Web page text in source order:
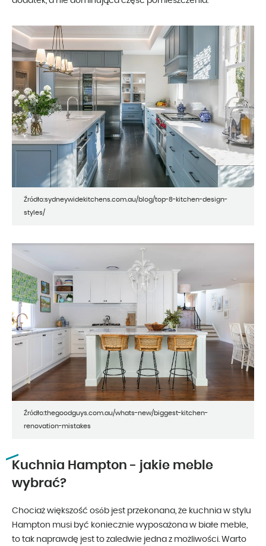
Źródło:sydneywidekitchens.com.au/blog/top-8-kitchen-design-
styles/
Źródło:thegoodguys.com.au/whats-new/biggest-kitchen-
renovation-mistakes
Kuchnia Hampton - jakie meble
wybrać?
Chociaż większość osób jest przekonana, że kuchnia w stylu
Hampton musi być koniecznie wyposażona w białe meble,
to tak naprawdę jest to zaledwie jedna z możliwości. Warto